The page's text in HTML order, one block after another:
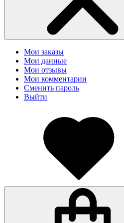
Мои заказы
Мои данные
Мои отзывы
Мои комментарии
Сменить пароль
Выйти